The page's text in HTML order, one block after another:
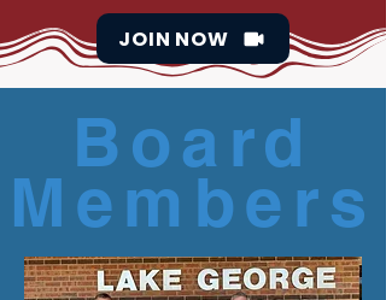
JOIN NOW
Board
Members